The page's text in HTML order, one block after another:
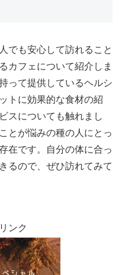
でも安心して訪れること
カフェについて紹介しま
って提供しているヘルシ
トに効果的な食材の紹
スについても触れまし
とが悩みの種の人にとっ
在です。自分の体に合っ
るので、ぜひ訪れてみて
ンク